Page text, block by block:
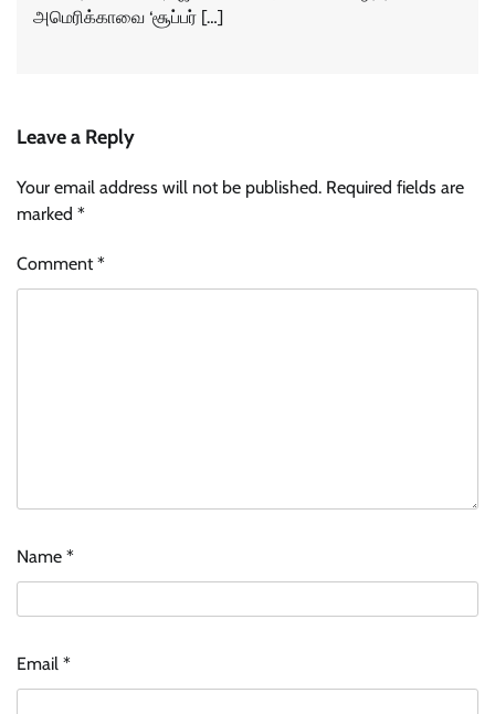
அமெரிக்காவை ‘சூப்பர் […]
Leave a Reply
Your email address will not be published. Required fields are
marked *
Comment*
Name *
Email *